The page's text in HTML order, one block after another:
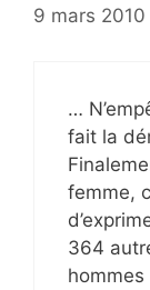
9 mars
…
fait la
femme,
364